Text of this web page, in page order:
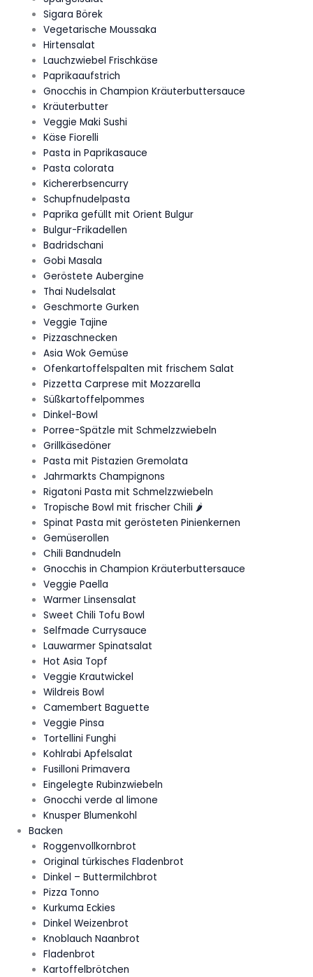
Sigara Börek
Vegetarische Moussaka
Hirtensalat
Lauchzwiebel Frischkäse
Paprikaaufstrich
Gnocchis in Champion Kräuterbuttersauce
Kräuterbutter
Veggie Maki Sushi
Käse Fiorelli
Pasta in Paprikasauce
Pasta colorata
Kichererbsencurry
Schupfnudelpasta
Paprika gefüllt mit Orient Bulgur
Bulgur-Frikadellen
Badridschani
Gobi Masala
Geröstete Aubergine
Thai Nudelsalat
Geschmorte Gurken
Veggie Tajine
Pizzaschnecken
Asia Wok Gemüse
Ofenkartoffelspalten mit frischem Salat
Pizzetta Carprese mit Mozzarella
Süßkartoffelpommes
Dinkel-Bowl
Porree-Spätzle mit Schmelzzwiebeln
Grillkäsedöner
Pasta mit Pistazien Gremolata
Jahrmarkts Champignons
Rigatoni Pasta mit Schmelzzwiebeln
Tropische Bowl mit frischer Chili 🌶️
Spinat Pasta mit gerösteten Pinienkernen
Gemüserollen
Chili Bandnudeln
Gnocchis in Champion Kräuterbuttersauce
Veggie Paella
Warmer Linsensalat
Sweet Chili Tofu Bowl
Selfmade Currysauce
Lauwarmer Spinatsalat
Hot Asia Topf
Veggie Krautwickel
Wildreis Bowl
Camembert Baguette
Veggie Pinsa
Tortellini Funghi
Kohlrabi Apfelsalat
Fusilloni Primavera
Eingelegte Rubinzwiebeln
Gnocchi verde al limone
Knusper Blumenkohl
Backen
Roggenvollkornbrot
Original türkisches Fladenbrot
Dinkel – Buttermilchbrot
Pizza Tonno
Kurkuma Eckies
Dinkel Weizenbrot
Knoblauch Naanbrot
Fladenbrot
Kartoffelbrötchen